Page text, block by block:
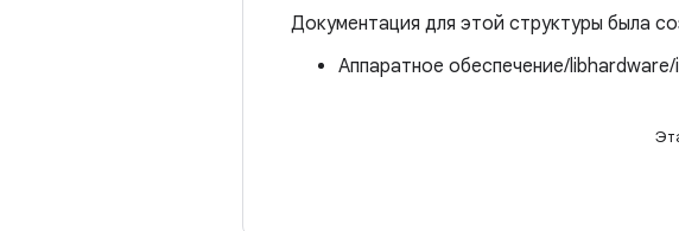
Документация для этой структуры была
Аппаратное обеспечение/